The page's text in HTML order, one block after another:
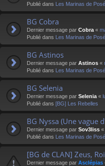
Publié dans Les Marinas de
BG Cobra
Dernier message par Cobra «
Publié dans Les Marinas de
BG Astinos
Dernier message par Astinos «
Publié dans Les Marinas de
BG Selenia
Dernier message par Selenia «
Publié dans [BG] Les Rebelles
BG Nyssa (Une vague
Dernier message par Sov3liss «
Publié dans Les Marinas de
[BG de CLAN] Zeus,
Dernier message par Asclépias